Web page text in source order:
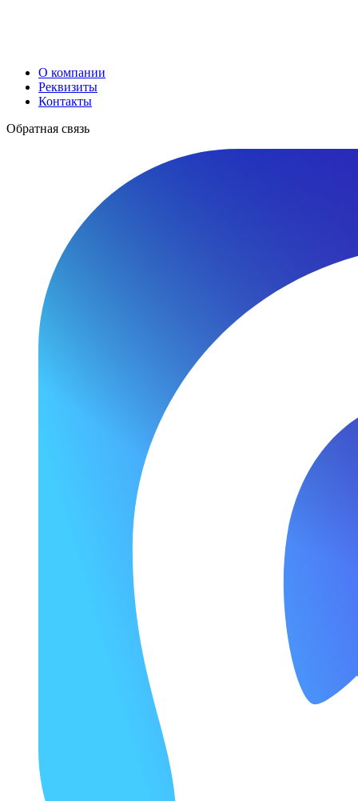
О компании
Реквизиты
Контакты
Обратная связь